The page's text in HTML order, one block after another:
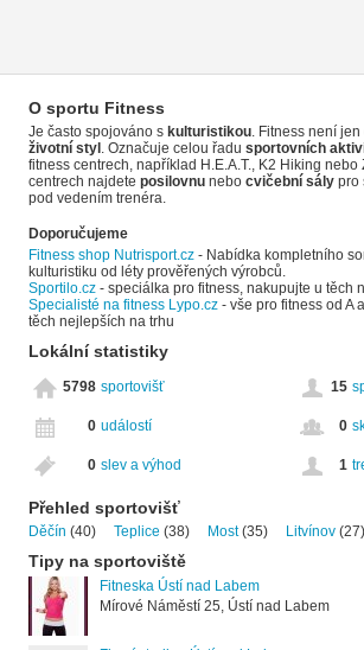
O sportu Fitness
Je často spojováno s kulturistikou . Fitness není
životní styl . Označuje celou řadu sportovních
fitness centrech, například H.E.A.T., K2 Hiking nebo
centrech najdete posilovnu nebo cvičební sály pro
pod vedením trenéra.
Doporučujeme
Fitness shop Nutrisport.cz - Nabídka kompletního
kulturistiku od léty prověřených výrobců.
Sportilo.cz - speciálka pro fitness, nakupujte u těch
Specialisté na fitness Lypo.cz - vše pro fitness od A
těch nejlepších na trhu
Lokální statistiky
5798 sportovišť 15
0 událostí 0
0 slev a výhod 1
Přehled sportovišť
Děčín (40) Teplice (38) Most (35) Litvínov (27)
Tipy na sportoviště
Fitneska Ústí nad Labem
Mírové Náměstí 25, Ústí nad Labem